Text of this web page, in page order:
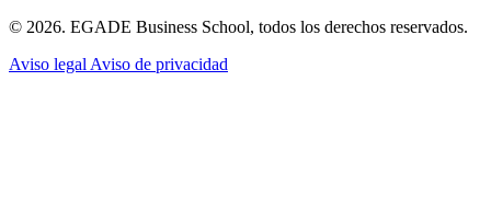
© 2026. EGADE Business School, todos los derechos reservados.
Aviso legal Aviso de privacidad